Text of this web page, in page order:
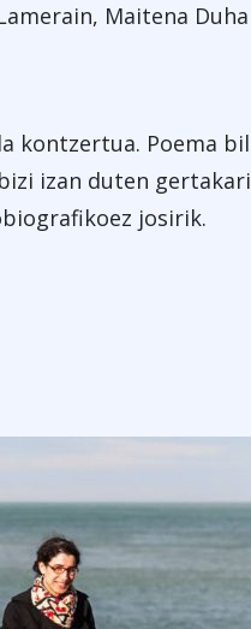
Maitena
kontzertua. Poema
izan duten
josirik.